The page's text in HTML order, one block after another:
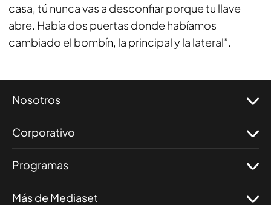
casa, tú nunca vas a desconfiar porque tu llave
abre. Había dos puertas donde habíamos
cambiado el bombín, la principal y la lateral”.
Nosotros
Corporativo
Programas
Más de Mediaset